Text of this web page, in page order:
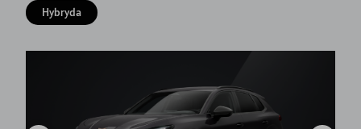
O nas
Hybryda